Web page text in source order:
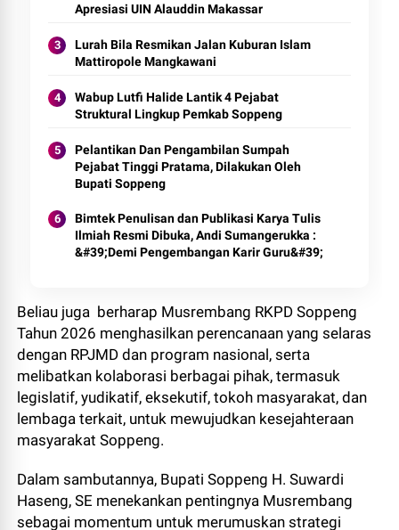
Apresiasi UIN Alauddin Makassar
Lurah Bila Resmikan Jalan Kuburan Islam
Mattiropole Mangkawani
Wabup Lutfi Halide Lantik 4 Pejabat
Struktural Lingkup Pemkab Soppeng
Pelantikan Dan Pengambilan Sumpah
Pejabat Tinggi Pratama, Dilakukan Oleh
Bupati Soppeng
Bimtek Penulisan dan Publikasi Karya Tulis
Ilmiah Resmi Dibuka, Andi Sumangerukka :
&#39;Demi Pengembangan Karir Guru&#39;
Beliau juga berharap Musrembang RKPD Soppeng
Tahun 2026 menghasilkan perencanaan yang selaras
dengan RPJMD dan program nasional, serta
melibatkan kolaborasi berbagai pihak, termasuk
legislatif, yudikatif, eksekutif, tokoh masyarakat, dan
lembaga terkait, untuk mewujudkan kesejahteraan
masyarakat Soppeng.
Dalam sambutannya, Bupati Soppeng H. Suwardi
Haseng, SE menekankan pentingnya Musrembang
sebagai momentum untuk merumuskan strategi